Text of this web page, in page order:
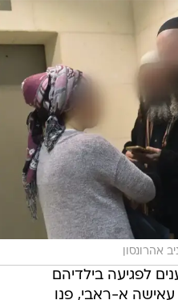
אהרונסון
לפגיעה בילדיהם
א-ראבי, פנו